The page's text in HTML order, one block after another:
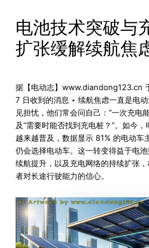
电池技术突破与
扩张缓解续航焦
据【电动志】www.diandong123.cn
7 日收到的消息 ‣ 续航焦虑一直是电
见担忧，他们常会问自己：“一次充电
及“需要时能否找到充电桩？”。如今
越来越普及，数据显示 81% 的电动车
仍会选择电动车。这一转变得益于电
续航提升，以及充电网络的持续扩张
者对长途行驶能力的信心。